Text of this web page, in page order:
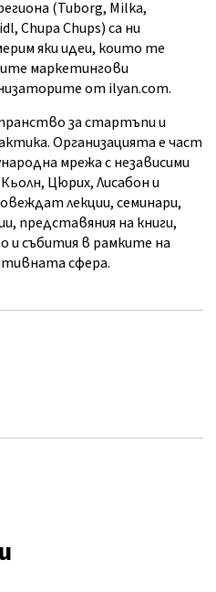
(Tuborg, Milka,
Chupa Chups) са ни
яки идеи, които те
маркетингови
от ilyan.com.
за стартъпи и
Организацията е част
мрежа с независими
Цюрих, Лисабон и
лекции, семинари,
представяния на книги,
и събития в рамките на
сфера.